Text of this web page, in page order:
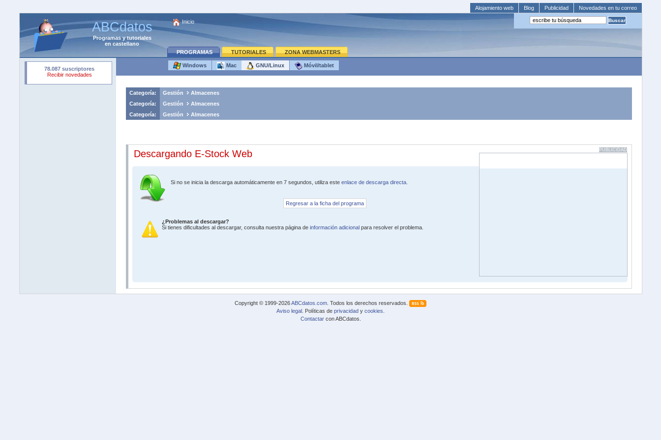
Alojamiento web Blog Publicidad Novedades en tu correo
ABCdatos
Programasytutoriales
en castellano
Inicio
PROGRAMAS TUTORIALES ZONA WEBMASTERS
Windows Mac GNU/Linux Móvil/tablet
Categoría: Gestión
Almacenes
Categoría:
Gestión
Almacenes
Categoría:
Gestión Almacenes
PUBLICIDAD
Descargando E-Stock Web
Si no se inicia la descarga automáticamente en 7 segundos, utiliza este enlace de descarga directa.
Regresar a la ficha del programa
¿Problemas al descargar?
Si tienes dificultades al descargar, consulta nuestra página de información adicionalpara resolver el problema.
Copyright © 1999-2026ABCdatos.com . Todos los derechos reservados.
Aviso legal . Políticas de privacidad y cookies
Contactarcon ABCdatos.